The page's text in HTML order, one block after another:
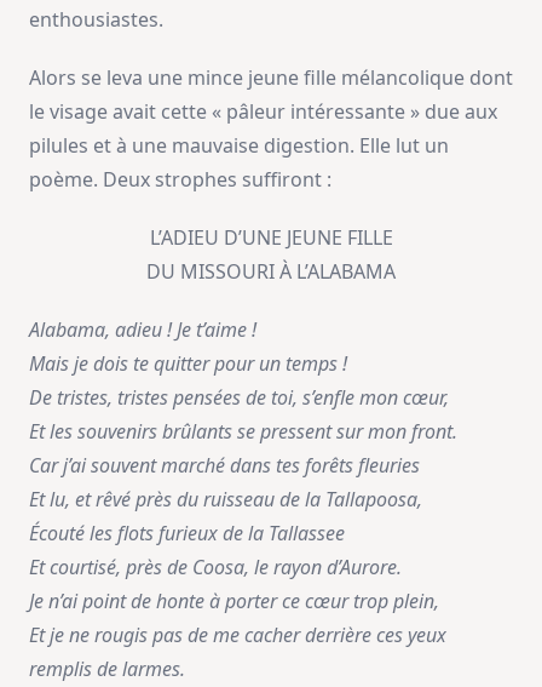
enthousiastes.
Alors se leva une mince jeune fille mélancolique dont
le visage avait cette « pâleur intéressante » due aux
pilules et à une mauvaise digestion. Elle lut un
poème. Deux strophes suffiront :
L’ADIEU D’UNE JEUNE FILLE
DU MISSOURI À L’ALABAMA
Alabama, adieu ! Je t’aime !
Mais je dois te quitter pour un temps !
De tristes, tristes pensées de toi, s’enfle mon cœur,
Et les souvenirs brûlants se pressent sur mon front.
Car j’ai souvent marché dans tes forêts fleuries
Et lu, et rêvé près du ruisseau de la Tallapoosa,
Écouté les flots furieux de la Tallassee
Et courtisé, près de Coosa, le rayon d’Aurore.
Je n’ai point de honte à porter ce cœur trop plein,
Et je ne rougis pas de me cacher derrière ces yeux
remplis de larmes.